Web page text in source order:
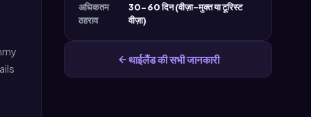
अधिकतम
ठहराव
30-60 दिन (वीज़ा-मुक्त या टूरिस्ट
वीज़ा)
थाईलैंड की सभी जानकारी